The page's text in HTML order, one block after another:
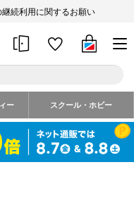
継続利用に関するお願い
ー スクール・ホビー